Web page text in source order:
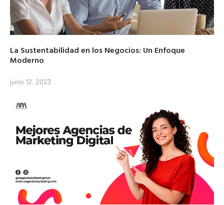
La Sustentabilidad en los Negocios: Un Enfoque
Moderno
junio 12, 2023